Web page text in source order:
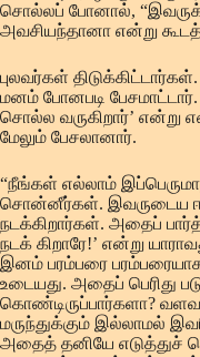
சொல்லப் போனால்,
அவசியந்தானா என்று
புலவர்கள்
மனம் போனபடி
சொல்ல வருகிறார்’
மேலும் பேசலானார்.
“நீங்கள் எல்லாம்
சொன்னீர்கள். இவருடைய
நடக்கிறார்கள். அதைப்
நடக் கிறாரே!’ என்று
இனம் பரம்பரை
உடையது. அதைப் பெரிது
கொண்டிருப்பார்களா?
மருந்துக்கும் இல்லாமல்
அதைத் தனியே